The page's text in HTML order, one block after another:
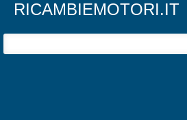
Su questo sito vengono utilizzati
Continua la navigazioneVisualizza
RICAMBIEMOTORI.IT